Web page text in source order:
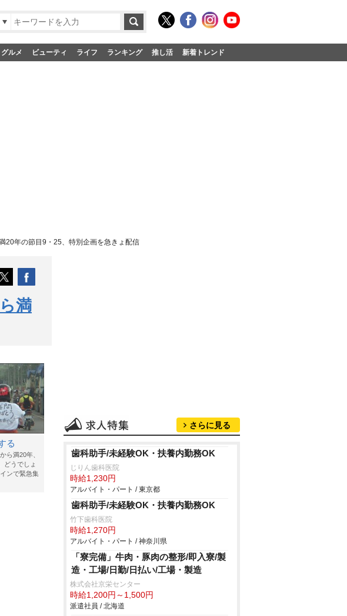
グルメ ビューティ ライフ ランキング 推し活 新着トレンド
20年の節目9・25、特別企画を急きょ配信
満
る
ら満20年、
どうでしょ
ンで緊急集
さらに見る
歯科助手/未経験OK・扶養内勤務OK
じりん歯科医院
時給1,230円
アルバイト・パート / 東京都
歯科助手/未経験OK・扶養内勤務OK
竹下歯科医院
時給1,270円
アルバイト・パート / 神奈川県
「寮完備」牛肉・豚肉の整形/即入寮/製
造・工場/日勤/日払い/工場・製造
株式会社京栄センター
時給1,200円～1,500円
派遣社員 / 北海道